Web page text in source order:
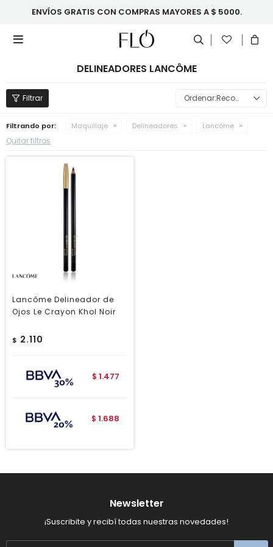
ENVÍOS GRATIS CON COMPRAS MAYORES A $ 5000.

DELINEADORES LANCÔME
Recomendados
Filtrando por: Maquillaje Delineadores Lancôme
Quitar filtros
Lancôme Delineador de
Ojos Le Crayon Khol Noir
$ 2.110
$ 1.477
$ 1.688
Newsletter
¡Suscribite y recibí todas nuestras novedades!